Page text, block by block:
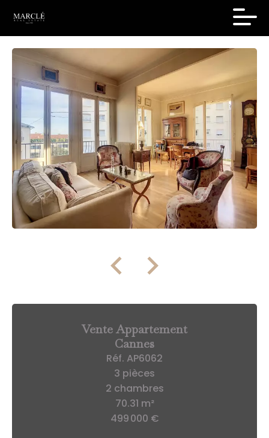
Vente Appartement
Cannes
Réf. AP6062
3 pièces
2 chambres
70.31 m²
499 000 €